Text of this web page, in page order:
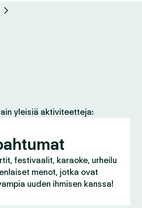
yleisiä aktiviteetteja:
festivaalit, karaoke, urheilu
menot, jotka ovat
uuden ihmisen kanssa!